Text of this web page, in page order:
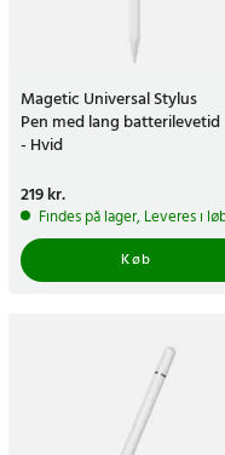
Magetic Universal Stylus
Pen med lang batterilevetid
- Hvid
Pris:219 kr.
219 kr.
Findes på lager, Leveres i
Køb